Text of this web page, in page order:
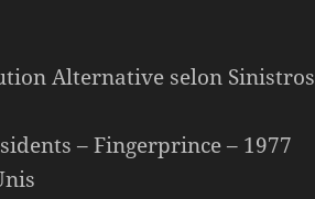
Alternative selon Sinistros
– Fingerprince – 1977